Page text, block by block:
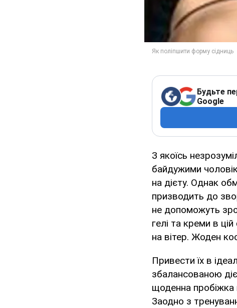
Будьте
Google
З якоїсь
байдужими
на дієту. Однак
призводить до
не допоможуть
гелі та креми в
на вітер. Жоден
Привести їх в
збалансованою
щоденна пробіжка
Заодно з